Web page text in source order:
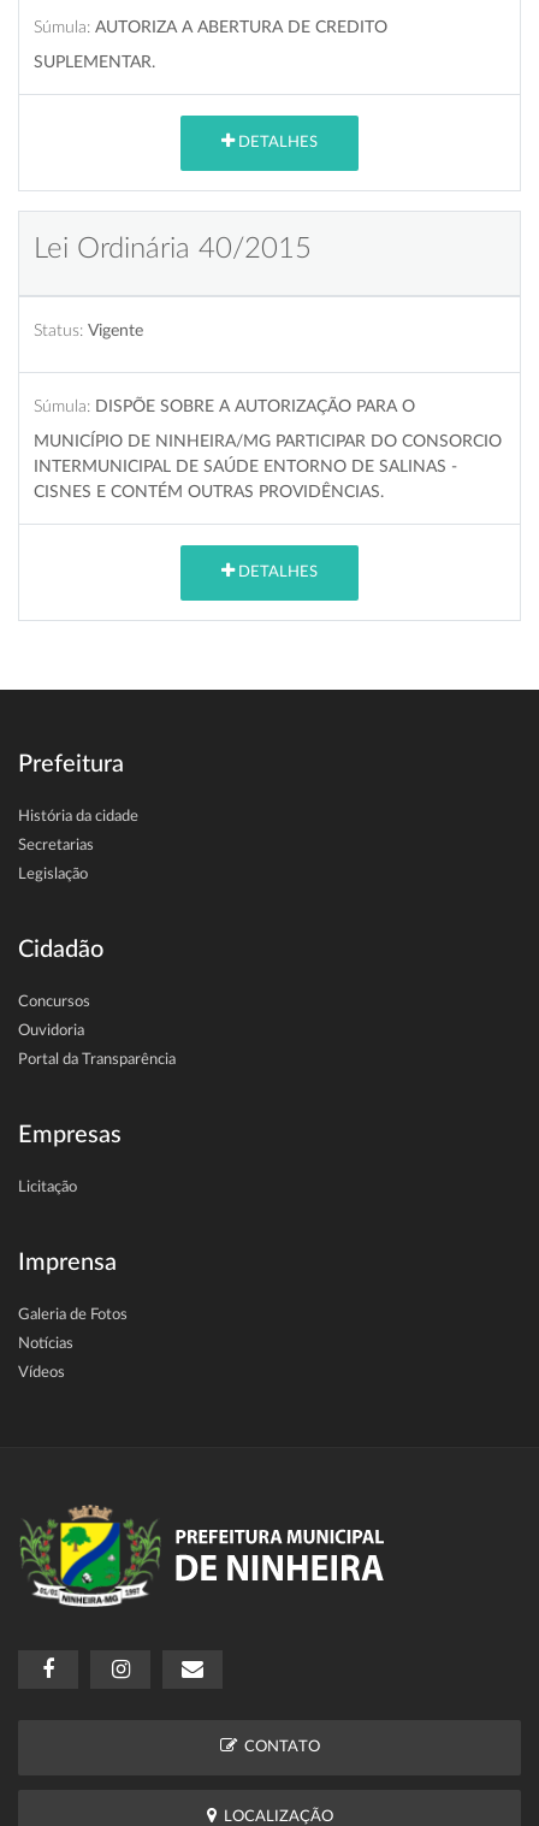
Súmula: AUTORIZA A ABERTURA DE CREDITO
SUPLEMENTAR.
DETALHES
Lei Ordinária 40/2015
Status: Vigente
Súmula: DISPÕE SOBRE A AUTORIZAÇÃO PARA O
MUNICÍPIO DE NINHEIRA/MG PARTICIPAR DO CONSORCIO
INTERMUNICIPAL DE SAÚDE ENTORNO DE SALINAS -
CISNES E CONTÉM OUTRAS PROVIDÊNCIAS.
DETALHES
Prefeitura
História da cidade
Secretarias
Legislação
Cidadão
Concursos
Ouvidoria
Portal da Transparência
Empresas
Licitação
Imprensa
Galeria de Fotos
Notícias
Vídeos
CONTATO
LOCALIZAÇÃO